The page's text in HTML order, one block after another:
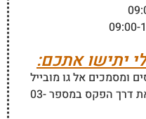
יתישו אתכם:
ומסמכים אל גו מובייל
(GoMobile) תוכלו לעשות זאת דרך הפקס במספר 03-